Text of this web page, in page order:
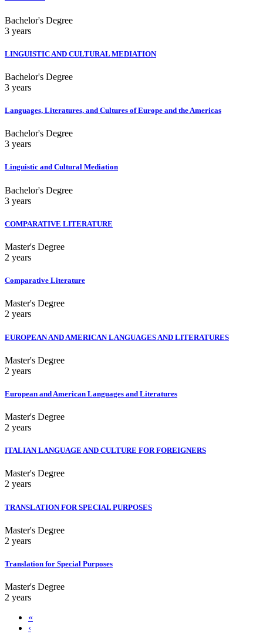
Bachelor's Degree
3 years
LINGUISTIC AND CULTURAL MEDIATION
Bachelor's Degree
3 years
Languages, Literatures, and Cultures of Europe and the Americas
Bachelor's Degree
3 years
Linguistic and Cultural Mediation
Bachelor's Degree
3 years
COMPARATIVE LITERATURE
Master's Degree
2 years
Comparative Literature
Master's Degree
2 years
EUROPEAN AND AMERICAN LANGUAGES AND LITERATURES
Master's Degree
2 years
European and American Languages and Literatures
Master's Degree
2 years
ITALIAN LANGUAGE AND CULTURE FOR FOREIGNERS
Master's Degree
2 years
TRANSLATION FOR SPECIAL PURPOSES
Master's Degree
2 years
Translation for Special Purposes
Master's Degree
2 years
«
‹